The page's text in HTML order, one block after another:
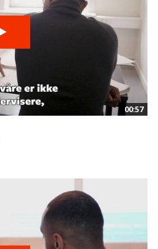
00:57